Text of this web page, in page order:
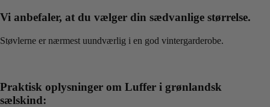
Vi anbefaler, at du vælger din sædvanlige størrelse.
Støvlerne er nærmest uundværlig i en god vintergarderobe.
Praktisk oplysninger om Luffer i grønlandsk
sælskind: